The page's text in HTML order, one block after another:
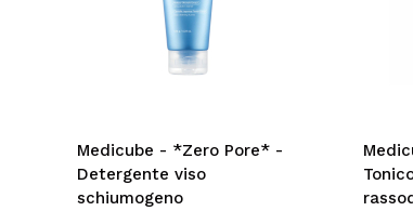
Medicube - *Zero Pore* -
Detergente viso
schiumogeno